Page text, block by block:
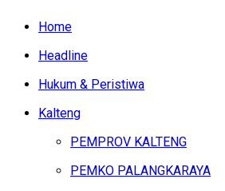
Home
Headline
Hukum & Peristiwa
Kalteng
PEMPROV KALTENG
PEMKO PALANGKARAYA